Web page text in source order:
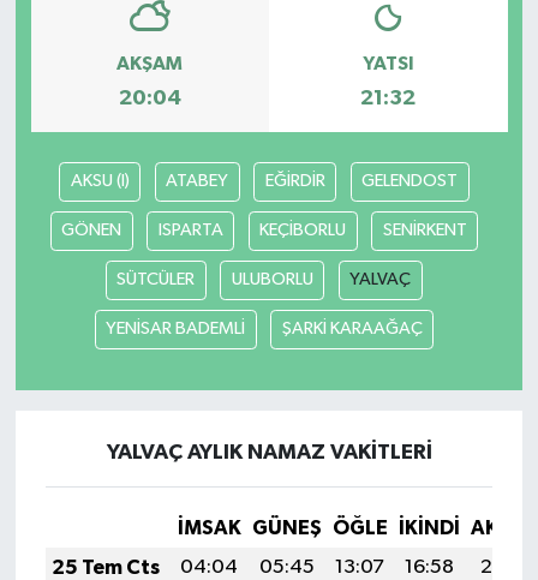
AKŞAM
20:04
YATSI
21:32
AKSU (I) ATABEY EĞİRDİR GELENDOST
GÖNEN ISPARTA KEÇİBORLU SENİRKENT
SÜTCÜLER ULUBORLU YALVAÇ
YENİSAR BADEMLİ ŞARKİ KARAAĞAÇ
YALVAÇ AYLIK NAMAZ VAKITLERI
İMSAK GÜNEŞ ÖĞLE İKINDI
25 Tem Cts
04:04 05:45 13:07 16:58
20:19